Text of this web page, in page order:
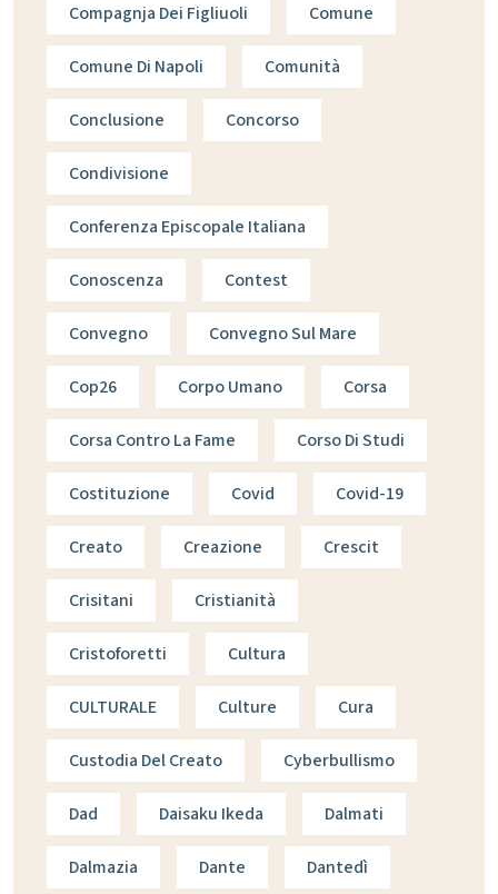
Compagnja Dei Figliuoli Comune
Comune Di Napoli Comunità
Conclusione Concorso
Condivisione
Conferenza Episcopale Italiana
Conoscenza Contest
Convegno Convegno Sul Mare
Cop26 Corpo Umano Corsa
Corsa Contro La Fame Corso Di Studi
Costituzione Covid Covid-19
Creato Creazione Crescit
Crisitani Cristianità
Cristoforetti Cultura
CULTURALE Culture Cura
Custodia Del Creato Cyberbullismo
Dad Daisaku Ikeda Dalmati
Dalmazia Dante Dantedì